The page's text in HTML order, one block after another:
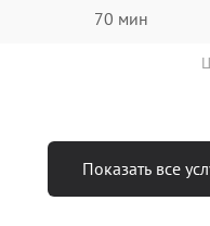
70 мин
Показать все